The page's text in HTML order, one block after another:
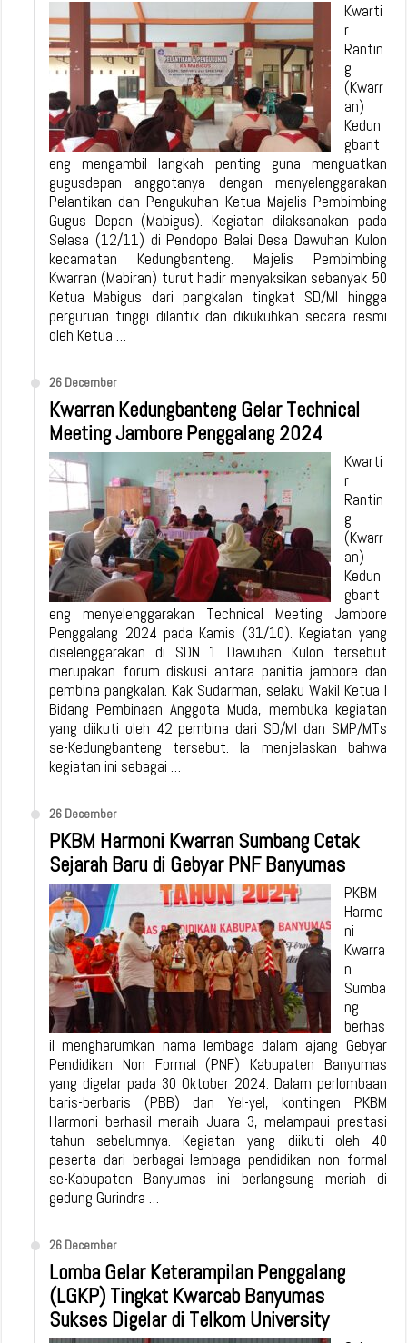
Kwarti
r
Rantin
g
(Kwarr
an)
Kedun
gbant
eng mengambil langkah penting guna menguatkan
gugusdepan anggotanya dengan menyelenggarakan
Pelantikan dan Pengukuhan Ketua Majelis Pembimbing
Gugus Depan (Mabigus). Kegiatan dilaksanakan pada
Selasa (12/11) di Pendopo Balai Desa Dawuhan Kulon
kecamatan Kedungbanteng. Majelis Pembimbing
Kwarran (Mabiran) turut hadir menyaksikan sebanyak 50
Ketua Mabigus dari pangkalan tingkat SD/MI hingga
perguruan tinggi dilantik dan dikukuhkan secara resmi
oleh Ketua …
26 December
Kwarran Kedungbanteng Gelar Technical
Meeting Jambore Penggalang 2024
Kwarti
r
Rantin
g
(Kwarr
an)
Kedun
gbant
eng menyelenggarakan Technical Meeting Jambore
Penggalang 2024 pada Kamis (31/10). Kegiatan yang
diselenggarakan di SDN 1 Dawuhan Kulon tersebut
merupakan forum diskusi antara panitia jambore dan
pembina pangkalan. Kak Sudarman, selaku Wakil Ketua I
Bidang Pembinaan Anggota Muda, membuka kegiatan
yang diikuti oleh 42 pembina dari SD/MI dan SMP/MTs
se-Kedungbanteng tersebut. Ia menjelaskan bahwa
kegiatan ini sebagai …
26 December
PKBM Harmoni Kwarran Sumbang Cetak
Sejarah Baru di Gebyar PNF Banyumas
PKBM
Harmo
ni
Kwarra
n
Sumba
ng
berhas
il mengharumkan nama lembaga dalam ajang Gebyar
Pendidikan Non Formal (PNF) Kabupaten Banyumas
yang digelar pada 30 Oktober 2024. Dalam perlombaan
baris-berbaris (PBB) dan Yel-yel, kontingen PKBM
Harmoni berhasil meraih Juara 3, melampaui prestasi
tahun sebelumnya. Kegiatan yang diikuti oleh 40
peserta dari berbagai lembaga pendidikan non formal
se-Kabupaten Banyumas ini berlangsung meriah di
gedung Gurindra …
26 December
Lomba Gelar Keterampilan Penggalang
(LGKP) Tingkat Kwarcab Banyumas
Sukses Digelar di Telkom University